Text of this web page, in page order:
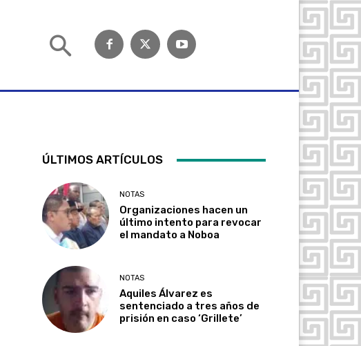
ÚLTIMOS ARTÍCULOS
NOTAS
Organizaciones hacen un
último intento para revocar
el mandato a Noboa
NOTAS
Aquiles Álvarez es
sentenciado a tres años de
prisión en caso ‘Grillete’